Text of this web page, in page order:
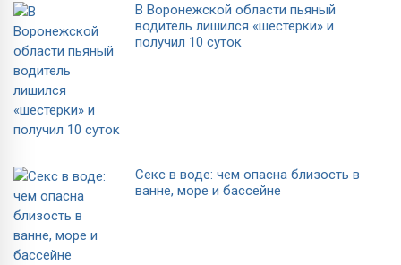
В Воронежской области пьяный
водитель лишился «шестерки» и
получил 10 суток
Секс в воде: чем опасна близость в
ванне, море и бассейне